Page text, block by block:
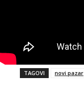
TAGOVI novi pazar